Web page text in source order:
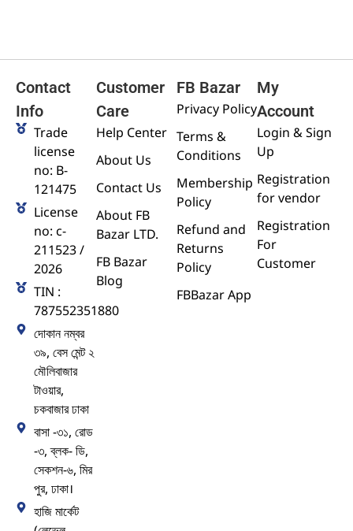
Contact
Info
Trade
license
no: B-
121475
License
no: c-
211523 /
2026
TIN :
787552351880
দোকান নম্বর
৩৯, বেস মেন্ট ২
মৌলিবাজার
টাওয়ার,
চকবাজার ঢাকা
বাসা -৩১, রোড
-৩, ব্লক- ডি,
সেকশন-৬, মির
পুর, ঢাকা।
হাজি মার্কেট
Customer
Care
Help Center
About Us
Contact Us
About FB
Bazar LTD.
FB Bazar
Blog
FB Bazar
Privacy Policy
Terms &
Conditions
Membership
Policy
Refund and
Returns
Policy
FBBazar App
My
Account
Login & Sign
Up
Registration
for vendor
Registration
For
Customer